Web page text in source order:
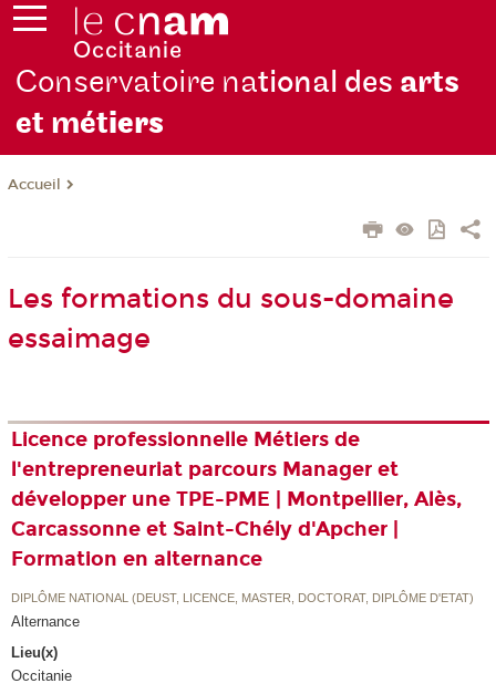
Conservatoire national des arts
et métiers
Accueil
Les formations du sous-domaine
essaimage
Licence professionnelle Métiers de
l'entrepreneuriat parcours Manager et
développer une TPE-PME | Montpellier, Alès,
Carcassonne et Saint-Chély d'Apcher |
Formation en alternance
DIPLÔME NATIONAL (DEUST, LICENCE, MASTER, DOCTORAT, DIPLÔME D'ETAT)
Alternance
Lieu(x)
Occitanie